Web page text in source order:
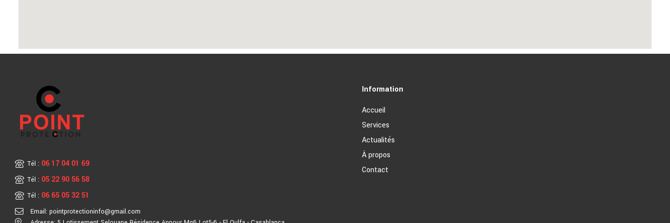
Tél : 06 17 04 01 69
Tél : 05 22 90 56 58
Tél : 06 65 05 32 51
Email: pointprotectioninfo@gmail.com
Information
Accueil
Services
Actualités
À propos
Contact